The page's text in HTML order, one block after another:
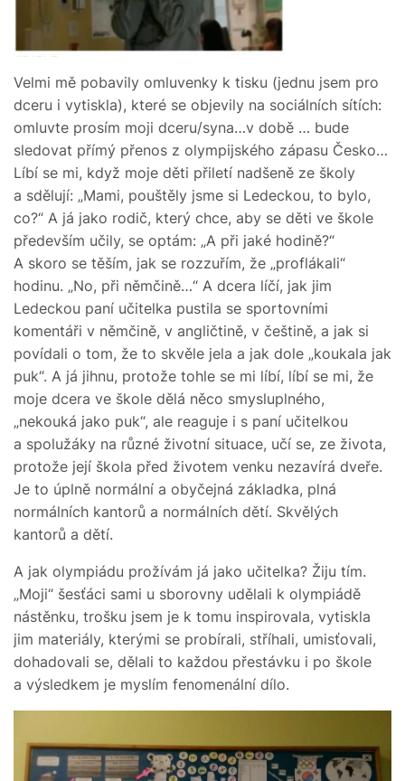
Velmi mě pobavily omluvenky k tisku (jednu jsem pro
dceru i vytiskla), které se objevily na sociálních sítích:
omluvte prosím moji dceru/syna…v době … bude
sledovat přímý přenos z olympijského zápasu Česko…
Líbí se mi, když moje děti přiletí nadšeně ze školy
a sdělují: „Mami, pouštěly jsme si Ledeckou, to bylo,
co?“ A já jako rodič, který chce, aby se děti ve škole
především učily, se optám: „A při jaké hodině?“
A skoro se těším, jak se rozzuřím, že „proflákali“
hodinu. „No, při němčině…“ A dcera líčí, jak jim
Ledeckou paní učitelka pustila se sportovními
komentáři v němčině, v angličtině, v češtině, a jak si
povídali o tom, že to skvěle jela a jak dole „koukala jak
puk“. A já jihnu, protože tohle se mi líbí, líbí se mi, že
moje dcera ve škole dělá něco smysluplného,
„nekouká jako puk“, ale reaguje i s paní učitelkou
a spolužáky na různé životní situace, učí se, ze života,
protože její škola před životem venku nezavírá dveře.
Je to úplně normální a obyčejná základka, plná
normálních kantorů a normálních dětí. Skvělých
kantorů a dětí.
A jak olympiádu prožívám já jako učitelka? Žiju tím.
„Moji“ šesťáci sami u sborovny udělali k olympiádě
nástěnku, trošku jsem je k tomu inspirovala, vytiskla
jim materiály, kterými se probírali, stříhali, umisťovali,
dohadovali se, dělali to každou přestávku i po škole
a výsledkem je myslím fenomenální dílo.